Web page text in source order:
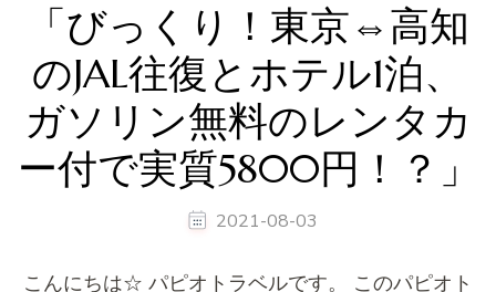
「びっくり！東京⇔高知
のJAL往復とホテル1泊、
ガソリン無料のレンタカ
ー付で実質5800円！？」
2021-08-03
こんにちは☆ パピオトラベルです。 このパピオト